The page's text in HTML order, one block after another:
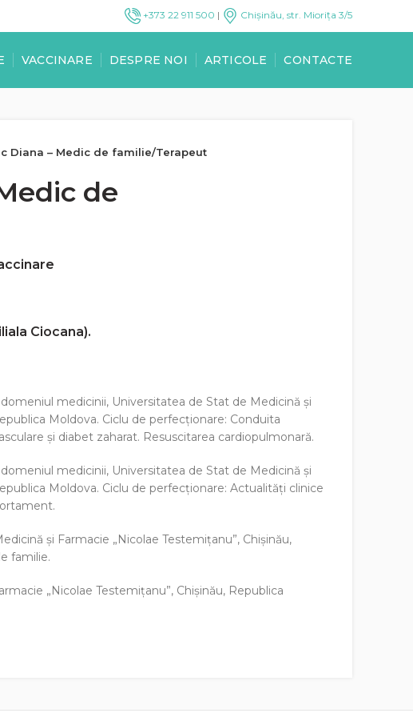
+373 22 911 500 | Chișinău, str. Miorița 3/5
VACCINARE DESPRE NOI ARTICOLE CONTACTE
Diana – Medic de familie/Terapeut
de
Ciocana).
medicinii, Universitatea de Stat de Medicină şi
Moldova. Ciclu de perfecționare: Conduita
și diabet zaharat. Resuscitarea cardiopulmonară.
medicinii, Universitatea de Stat de Medicină şi
Moldova. Ciclu de perfecționare: Actualități clinice
şi Farmacie „Nicolae Testemiţanu”, Chişinău,
familie.
„Nicolae Testemiţanu”, Chişinău, Republica